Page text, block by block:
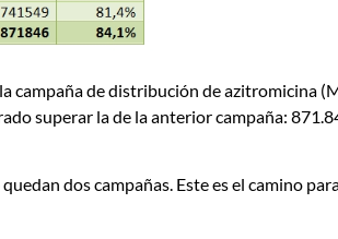
campaña de distribución de azitromicina
superar la de la anterior campaña:
dos campañas. Este es el camino